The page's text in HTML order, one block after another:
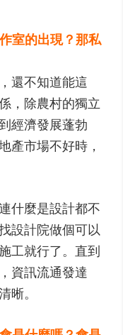
室的出現？那私
還不知道能這
，除農村的獨立
經濟發展蓬勃
產市場不好時，
什麼是設計都不
設計院做個可以
工就行了。直到
資訊流通發達
晰。